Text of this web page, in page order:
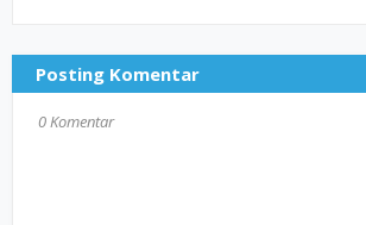
Posting Komentar
0 Komentar